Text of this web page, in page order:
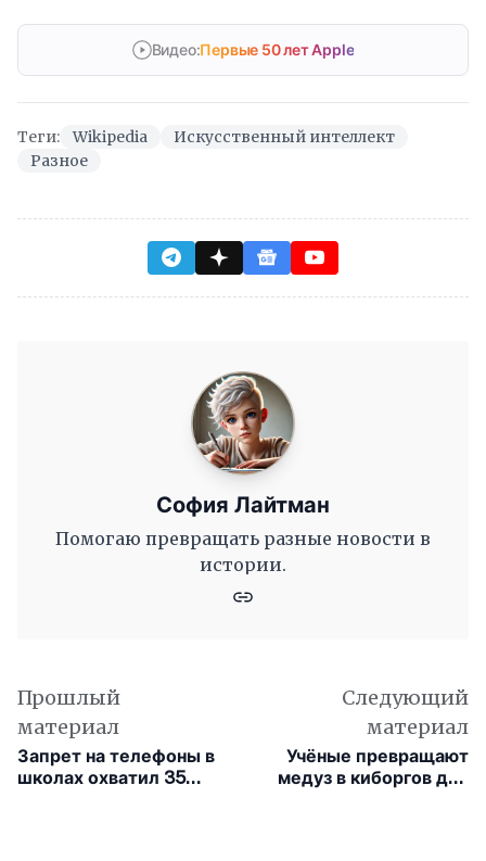
Видео:Первые 50 лет Apple
Теги: Wikipedia
Искусственный интеллект
Разное
София Лайтман
Помогаю превращать разные новости в
истории.
Прошлый
материал
Запрет на телефоны в
школах охватил 35
Следующий
материал
Учёные превращают
медуз в киборгов для